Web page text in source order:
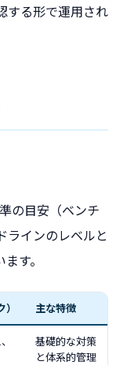
する形で運用され
の目安（ベンチ
ラインのレベルと
す。
主な特徴
基礎的な対策
と体系的管理